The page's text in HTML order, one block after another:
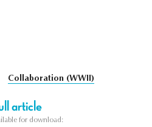
Collaboration (WWII)
article
for download: